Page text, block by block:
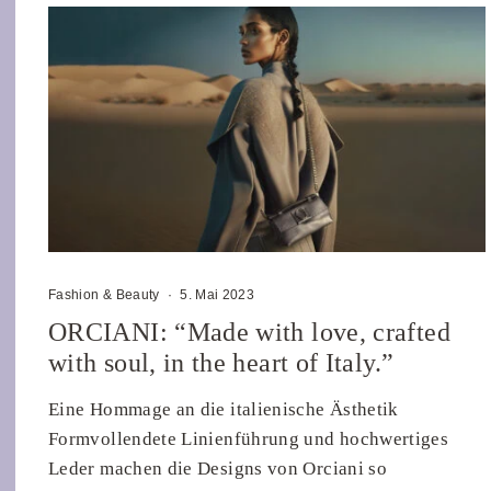
Fashion & Beauty · 5. Mai 2023
ORCIANI: “Made with love, crafted
with soul, in the heart of Italy.”
Eine Hommage an die italienische Ästhetik
Formvollendete Linienführung und hochwertiges
Leder machen die Designs von Orciani so